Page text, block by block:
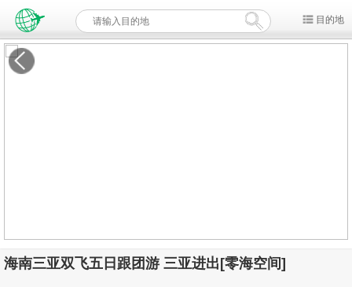
目的地
海南三亚双飞五日跟团游 三亚进出[零海空间]